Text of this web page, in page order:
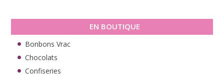
EN BOUTIQUE
Bonbons Vrac
Chocolats
Confiseries